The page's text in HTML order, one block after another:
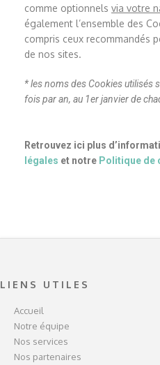
comme optionnels via votre
également l’ensemble des
compris ceux recommandés
de nos sites.
* les noms des Cookies utilisés
fois par an, au 1er janvier de
Retrouvez ici plus
légales et notre Politique de
LIENS UTILES
Accueil
Notre équipe
Nos services
Nos partenaires